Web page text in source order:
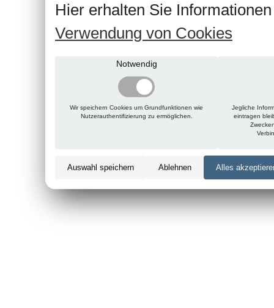
Hier erhalten Sie
Verwendung von Cookies
Notwendig
Wir speichern Cookies um Grundfunktionen wie
Nutzerauthentifizierung zu ermöglichen.
Jegliche
eintragen
Auswahl speichern Ablehnen Alles